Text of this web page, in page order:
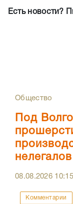
Есть новости?
Общество
Под
нелегалов
08.08.2026 10:15
Комментарии